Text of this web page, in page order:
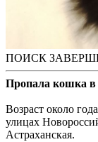
ПОИСК
Пропала кошка в
Возраст около
улицах
Астраханская.